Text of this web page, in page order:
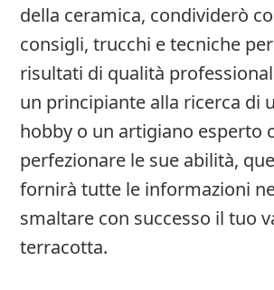
della ceramica, condividerò
consigli, trucchi e tecniche
risultati di qualità
un principiante alla ricerca di
hobby o un artigiano esperto
perfezionare le sue abilità,
fornirà tutte le informazioni
smaltare con successo il tuo
terracotta.